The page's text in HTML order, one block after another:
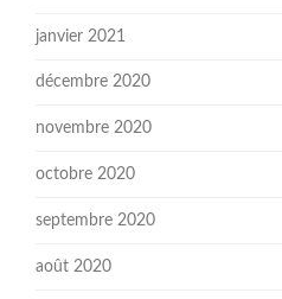
janvier 2021
décembre 2020
novembre 2020
octobre 2020
septembre 2020
août 2020